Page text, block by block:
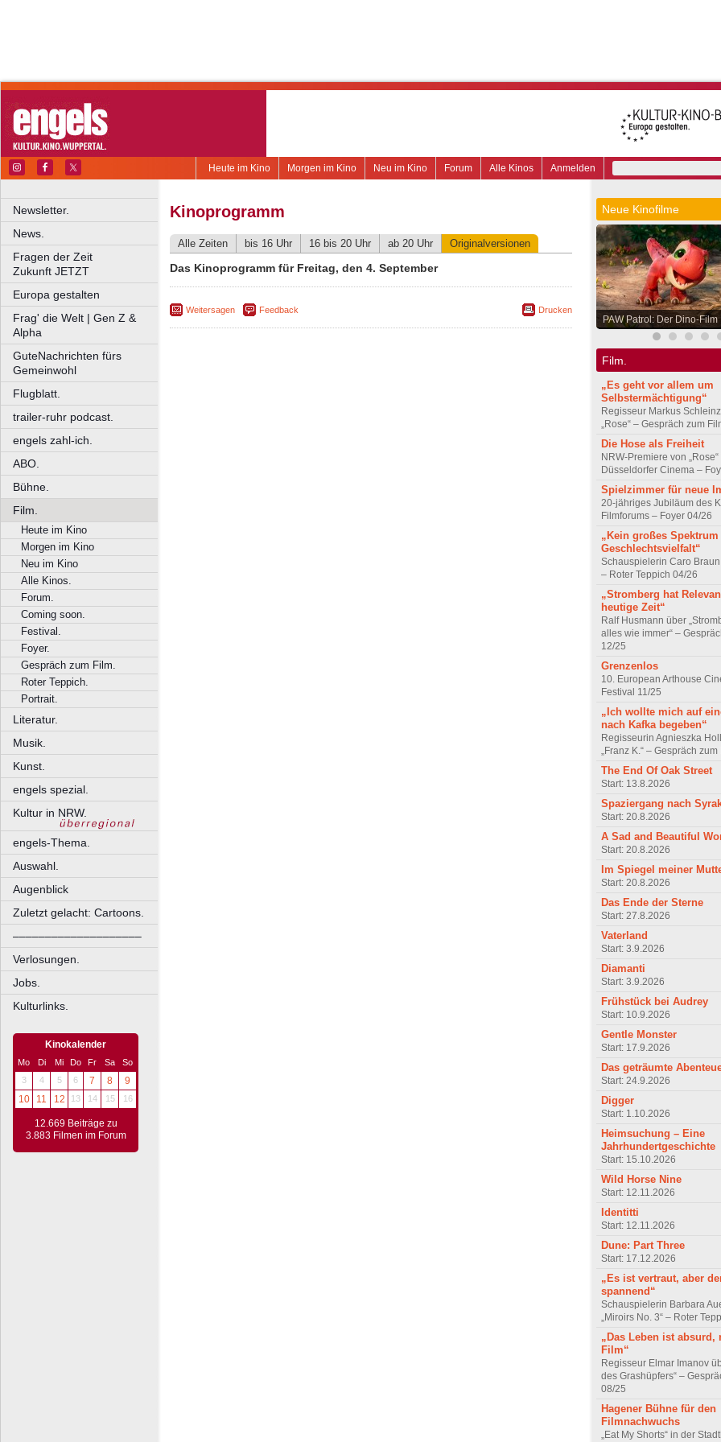
Anmelden
Alle Kinos
Forum
Neu im Kino
Morgen im Kino
Heute im Kino
Newsletter.
News.
Fragen der Zeit
Zukunft JETZT
Europa gestalten
Frag' die Welt | Gen Z &
Alpha
GuteNachrichten fürs
Gemeinwohl
Flugblatt.
trailer-ruhr podcast.
engels zahl-ich.
ABO.
Bühne.
Film.
Heute im Kino
Morgen im Kino
Neu im Kino
Alle Kinos.
Forum.
Coming soon.
Festival.
Foyer.
Gespräch zum Film.
Roter Teppich.
Portrait.
Literatur.
Musik.
Kunst.
engels spezial.
Kultur in NRW.
engels-Thema.
Auswahl.
Augenblick
Zuletzt gelacht: Cartoons.
––––––––––––––––––––
Verlosungen.
Jobs.
Kulturlinks.
Kinokalender
Mo Di Mi Do Fr Sa
So
3
4 5 6 7 8
9
10
11 12 13 14 15 16
12.669 Beiträge zu
3.883 Filmen im Forum
Kinoprogramm
Alle Zeiten bis 16 Uhr 16 bis 20 Uhr ab 20 Uhr Originalversionen
Das Kinoprogramm für Freitag, den 4. September
Weitersagen Feedback Drucken
Neue Kinofilme
PAW Patrol: Der Dino-Film
Film.
„Es geht vor allem um
Selbstermächtigung“
Regisseur Markus
„Rose“ – Gespräch zum
Die Hose als Freiheit
NRW-Premiere von „Rose“
Düsseldorfer Cinema –
Spielzimmer für neue
20-jähriges Jubiläum des
Filmforums – Foyer 04/26
„Kein großes Spektrum
Geschlechtsvielfalt“
Schauspielerin Caro Braun
– Roter Teppich 04/26
„Stromberg hat
heutige Zeit“
Ralf Husmann über
alles wie immer“ –
12/25
Grenzenlos
10. European Arthouse
Festival 11/25
„Ich wollte mich auf
nach Kafka begeben“
Regisseurin Agnieszka
„Franz K.“ – Gespräch
The End Of Oak Street
Start: 13.8.2026
Spaziergang nach
Start: 20.8.2026
A Sad and Beautiful
Start: 20.8.2026
Im Spiegel meiner
Start: 20.8.2026
Das Ende der Sterne
Start: 27.8.2026
Vaterland
Start: 3.9.2026
Diamanti
Start: 3.9.2026
Frühstück bei Audrey
Start: 10.9.2026
Gentle Monster
Start: 17.9.2026
Das geträumte
Start: 24.9.2026
Digger
Start: 1.10.2026
Heimsuchung – Eine
Jahrhundertgeschichte
Start: 15.10.2026
Wild Horse Nine
Start: 12.11.2026
Identitti
Start: 12.11.2026
Dune: Part Three
Start: 17.12.2026
„Es ist vertraut, aber
spannend“
Schauspielerin Barbara
„Miroirs No. 3“ – Roter
„Das Leben ist absurd,
Film“
Regisseur Elmar Imanov
des Grashüpfers“ –
08/25
Hagener Bühne für den
Filmnachwuchs
„Eat My Shorts“ in der